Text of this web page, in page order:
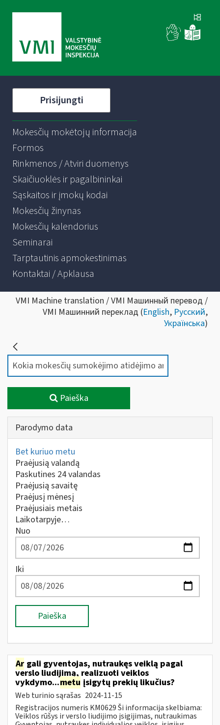
Prisijungti
Mokesčių mokėtojų informacija
Formos
Rinkmenos / Atviri duomenys
Skaičiuoklės ir pagalbininkai
Sąskaitos ir įmokų kodai
Mokesčių žinynas
Mokesčių kalendorius
Seminarai
Tarptautinis apmokestinimas
Kontaktai / Apklausa
VMI Machine translation / VMI Машинный перевод /
VMI Машинний переклад (English, Русский,
Українська)
Paieška
Parodymo data
Bet kuriuo metu
Praėjusią valandą
Paskutines 24 valandas
Praėjusią savaitę
Praėjusį mėnesį
Praėjusiais metais
Laikotarpyje…
Nuo
Iki
Paieška
Ar gali gyventojas, nutraukęs veiklą pagal
verslo liudijimą, realizuoti veiklos
vykdymo...metu įsigytų prekių likučius?
Web turinio sąrašas 2024-11-15
Registracijos numeris KM0629 Ši informacija skelbiama:
Veiklos rūšys ir verslo liudijimo įsigijimas, nutraukimas